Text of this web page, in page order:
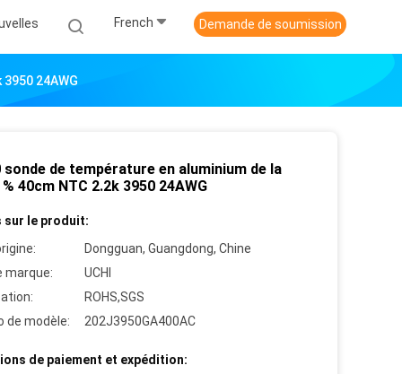
French Demande de soumission
24AWG
sonde de température en aluminium de la
40cm NTC 2.2k 3950 24AWG
sur le produit:
Dongguan, Guangdong, Chine
marque:
UCHI
ROHS,SGS
de modèle:
202J3950GA400AC
de paiement et expédition: